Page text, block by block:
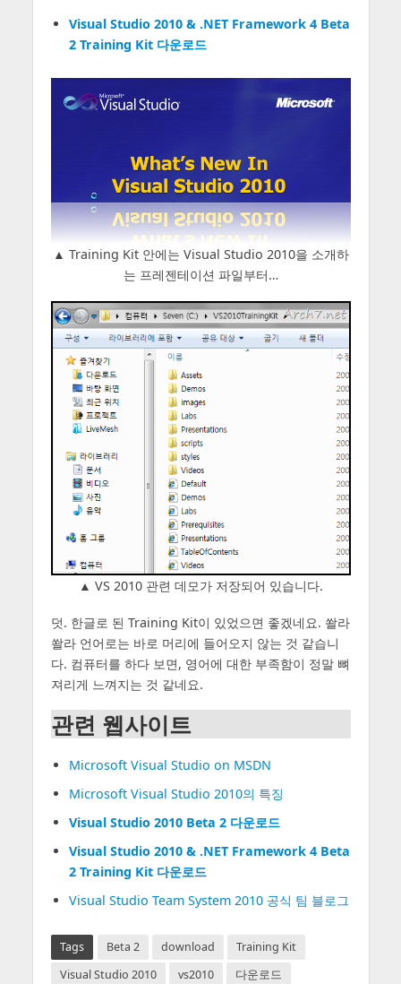
Visual Studio 2010 & .NET Framework 4 Beta
2 Training Kit 다운로드
▲ Training Kit 안에는 Visual Studio 2010을 소개하
는 프레젠테이션 파일부터…
▲ VS 2010 관련 데모가 저장되어 있습니다.
덧. 한글로 된 Training Kit이 있었으면 좋겠네요. 쏼라
쏼라 언어로는 바로 머리에 들어오지 않는 것 같습니
다. 컴퓨터를 하다 보면, 영어에 대한 부족함이 정말 뼈
져리게 느껴지는 것 같네요.
관련 웹사이트
Microsoft Visual Studio on MSDN
Microsoft Visual Studio 2010의 특징
Visual Studio 2010 Beta 2 다운로드
Visual Studio 2010 & .NET Framework 4 Beta
2 Training Kit 다운로드
Visual Studio Team System 2010 공식 팀 블로그
Tags Beta 2 download
Training Kit
Visual Studio 2010
vs2010
다운로드